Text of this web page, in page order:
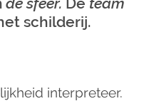
schilderij.
interpreteer.